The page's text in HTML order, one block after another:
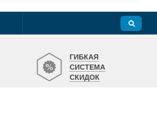
ГИБКАЯ
СИСТЕМА
СКИДОК